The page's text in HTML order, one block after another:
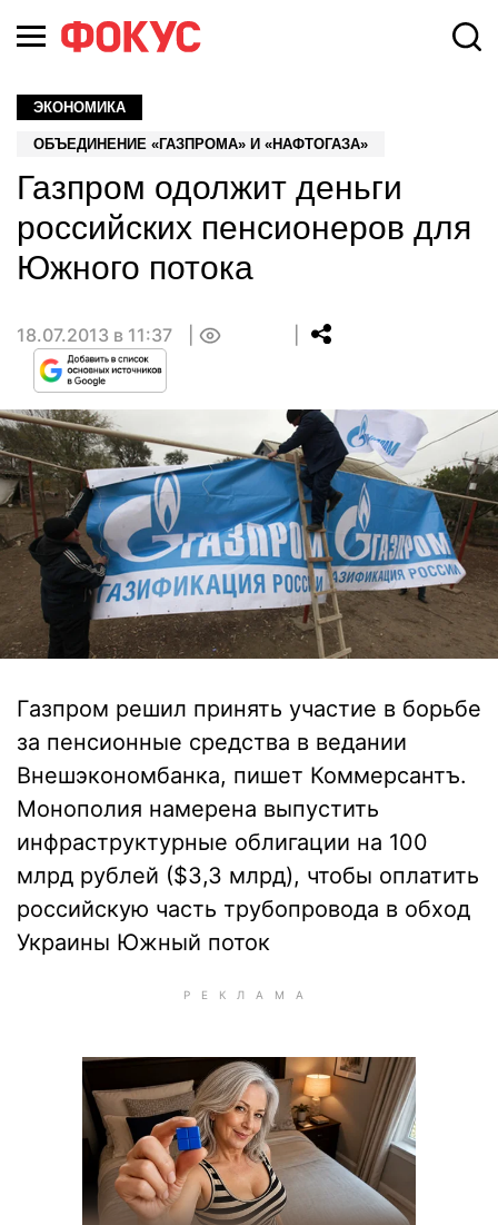
ЭКОНОМИКА
ОБЪЕДИНЕНИЕ «ГАЗПРОМА» И «НАФТОГАЗА»
Газпром одолжит деньги
российских пенсионеров для
Южного потока
18.07.2013 в 11:37
Газпром решил принять участие в борьбе
за пенсионные средства в ведании
Внешэкономбанка, пишет Коммерсантъ.
Монополия намерена выпустить
инфраструктурные облигации на 100
млрд рублей ($3,3 млрд), чтобы оплатить
российскую часть трубопровода в обход
Украины Южный поток